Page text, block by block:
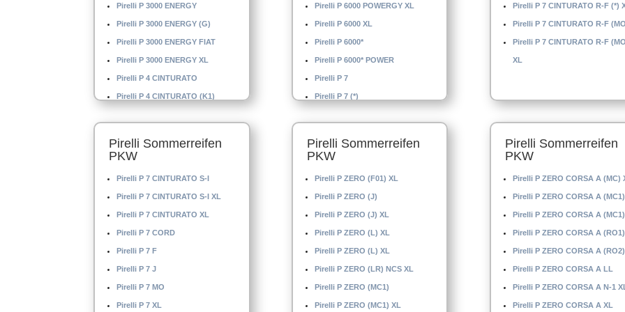
Pirelli P 3000 ENERGY
Pirelli P 3000 ENERGY (G)
Pirelli P 3000 ENERGY FIAT
Pirelli P 3000 ENERGY XL
Pirelli P 4 CINTURATO
Pirelli P 4 CINTURATO (K1)
Pirelli P 4000 E
Pirelli Sommerreifen
PKW
Pirelli P 7 CINTURATO S-I
Pirelli P 7 CINTURATO S-I XL
Pirelli P 7 CINTURATO XL
Pirelli P 7 CORD
Pirelli P 7 F
Pirelli P 7 J
Pirelli P 7 MO
Pirelli P 7 XL
Pirelli P 6000 POWERGY XL
Pirelli P 6000 XL
Pirelli P 6000*
Pirelli P 6000* POWER
Pirelli P 7
Pirelli P 7 (*)
Pirelli Sommerreifen
PKW
Pirelli P ZERO (F01) XL
Pirelli P ZERO (J)
Pirelli P ZERO (J) XL
Pirelli P ZERO (L) XL
Pirelli P ZERO (L) XL
Pirelli P ZERO (LR) NCS XL
Pirelli P ZERO (MC1)
Pirelli P ZERO (MC1) XL
Pirelli P 7 CINTURATO R-F (*)
Pirelli P 7 CINTURATO R-F
Pirelli P 7 CINTURATO R-F
XL
Pirelli Sommerreifen
PKW
Pirelli P ZERO CORSA A (MC)
Pirelli P ZERO CORSA A (MC1)
Pirelli P ZERO CORSA A
Pirelli P ZERO CORSA A
Pirelli P ZERO CORSA A
Pirelli P ZERO CORSA A LL
Pirelli P ZERO CORSA A N-1
Pirelli P ZERO CORSA A XL